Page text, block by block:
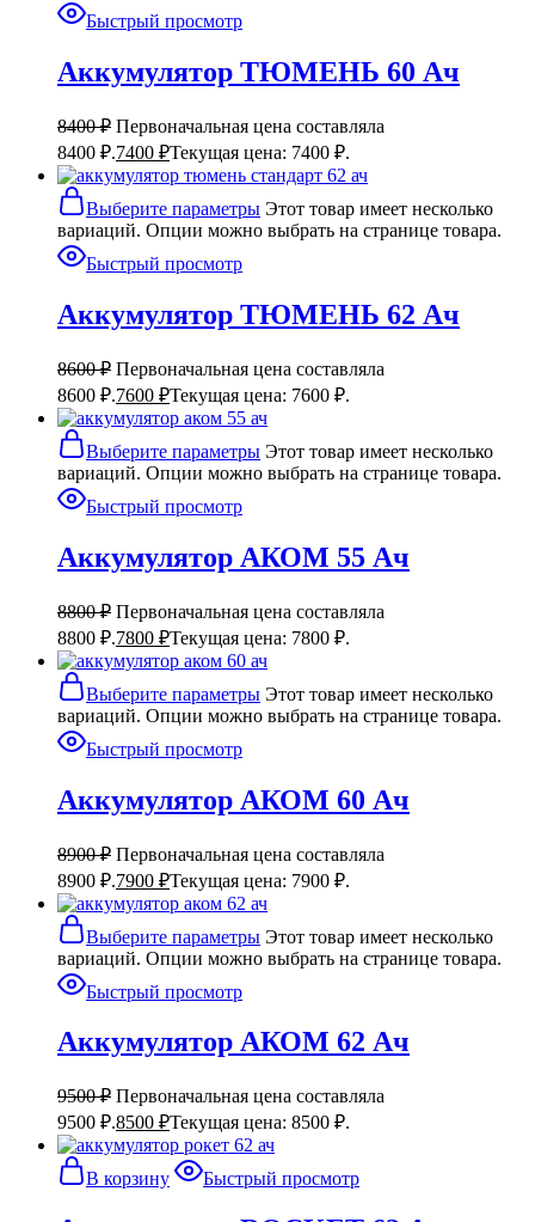
Быстрый просмотр
Аккумулятор ТЮМЕНЬ 60 Ач
8400₽ Первоначальная цена составляла
8400 ₽.7400 ₽Текущая цена: 7400 ₽.
Выберите параметры Этот товар имеет несколько
вариаций. Опции можно выбрать на странице товара.
Быстрый просмотр
Аккумулятор ТЮМЕНЬ 62 Ач
8600₽ Первоначальная цена составляла
8600 ₽.7600 ₽Текущая цена: 7600 ₽.
Выберите параметры Этот товар имеет несколько
вариаций. Опции можно выбрать на странице товара.
Быстрый просмотр
Аккумулятор АКОМ 55 Ач
8800₽ Первоначальная цена составляла
8800 ₽.7800 ₽Текущая цена: 7800 ₽.
Выберите параметры Этот товар имеет несколько
вариаций. Опции можно выбрать на странице товара.
Быстрый просмотр
Аккумулятор АКОМ 60 Ач
8900₽ Первоначальная цена составляла
8900 ₽.7900 ₽Текущая цена: 7900 ₽.
Выберите параметры Этот товар имеет несколько
вариаций. Опции можно выбрать на странице товара.
Быстрый просмотр
Аккумулятор АКОМ 62 Ач
9500₽ Первоначальная цена составляла
9500 ₽.8500 ₽Текущая цена: 8500 ₽.
В корзину Быстрый просмотр